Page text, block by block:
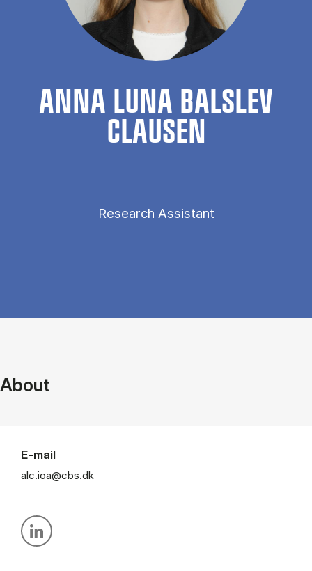
ANNA LUNA BALSLEV
CLAUSEN
Research Assistant
About
E-mail
alc.ioa@cbs.dk
Personal linkedin profile